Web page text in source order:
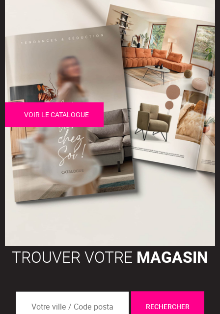
VOIR LE CATALOGUE
TROUVER VOTRE MAGASIN
RECHERCHER